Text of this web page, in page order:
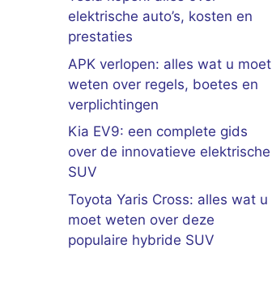
elektrische auto’s, kosten en
prestaties
APK verlopen: alles wat u moet
weten over regels, boetes en
verplichtingen
Kia EV9: een complete gids
over de innovatieve elektrische
SUV
Toyota Yaris Cross: alles wat u
moet weten over deze
populaire hybride SUV